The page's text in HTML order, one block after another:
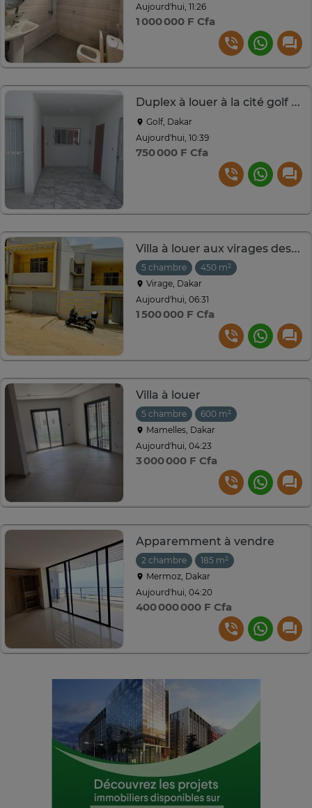
Aujourd'hui, 11:26
1 000 000 F Cfa
Duplex à louer à la cité golf sud
Golf, Dakar
Aujourd'hui, 10:39
750 000 F Cfa
Villa à louer aux virages des Almadies
5 chambre
450 m²
Virage, Dakar
Aujourd'hui, 06:31
1 500 000 F Cfa
Villa à louer
5 chambre
600 m²
Mamelles, Dakar
Aujourd'hui, 04:23
3 000 000 F Cfa
Apparemment à vendre
2 chambre
185 m²
Mermoz, Dakar
Aujourd'hui, 04:20
400 000 000 F Cfa